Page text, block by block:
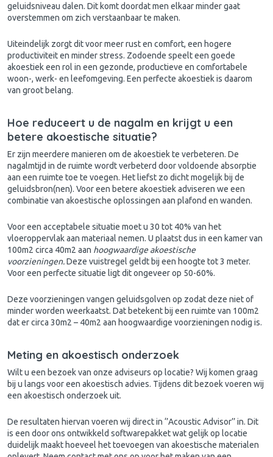
geluidsniveau dalen. Dit komt doordat men elkaar minder gaat
overstemmen om zich verstaanbaar te maken.
Uiteindelijk zorgt dit voor meer rust en comfort, een hogere
productiviteit en minder stress. Zodoende speelt een goede
akoestiek een rol in een gezonde, productieve en comfortabele
woon-, werk- en leefomgeving. Een perfecte akoestiek is daarom
van groot belang.
Hoe reduceert u de nagalm en krijgt u een
betere akoestische situatie?
Er zijn meerdere manieren om de akoestiek te verbeteren. De
nagalmtijd in de ruimte wordt verbeterd door voldoende absorptie
aan een ruimte toe te voegen. Het liefst zo dicht mogelijk bij de
geluidsbron(nen). Voor een betere akoestiek adviseren we een
combinatie van akoestische oplossingen aan plafond en wanden.
Voor een acceptabele situatie moet u 30 tot 40% van het
vloeroppervlak aan materiaal nemen. U plaatst dus in een kamer van
100m2 circa 40m2 aan hoogwaardige akoestische
voorzieningen.Deze vuistregel geldt bij een hoogte tot 3 meter.
Voor een perfecte situatie ligt dit ongeveer op 50-60%.
Deze voorzieningen vangen geluidsgolven op zodat deze niet of
minder worden weerkaatst. Dat betekent bij een ruimte van 100m2
dat er circa 30m2 – 40m2 aan hoogwaardige voorzieningen nodig is.
Meting en akoestisch onderzoek
Wilt u een bezoek van onze adviseurs op locatie? Wij komen graag
bij u langs voor een akoestisch advies. Tijdens dit bezoek voeren wij
een akoestisch onderzoekuit.
De resultaten hiervan voeren wij direct in ‘’Acoustic Advisor’’ in. Dit
is een door ons ontwikkeld softwarepakket wat gelijk op locatie
duidelijk maakt hoeveel het toevoegen van akoestische materialen